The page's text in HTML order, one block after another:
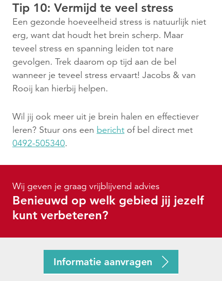
Tip 10: Vermijd te veel stress
Een gezonde hoeveelheid stress is natuurlijk niet
erg, want dat houdt het brein scherp. Maar
teveel stress en spanning leiden tot nare
gevolgen. Trek daarom op tijd aan de bel
wanneer je teveel stress ervaart! Jacobs & van
Rooij kan hierbij helpen.
Wil jij ook meer uit je brein halen en effectiever
leren? Stuur ons een bericht of bel direct met
0492-505340.
Wij geven je graag vrijblijvend advies
Benieuwd op welk gebied jij jezelf
kunt verbeteren?
Informatie aanvragen